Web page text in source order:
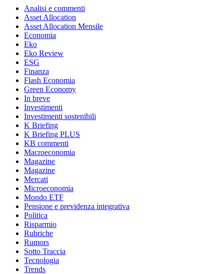
Analisi e commenti
Asset Allocation
Asset Allocation Mensile
Economia
Eko
Eko Review
ESG
Finanza
Flash Economia
Green Economy
In breve
Investimenti
Investimenti sostenibili
K Briefing
K Briefing PLUS
KB commenti
Macroeconomia
Magazine
Magazine
Mercati
Microeconomia
Mondo ETF
Pensione e previdenza integrativa
Politica
Risparmio
Rubriche
Rumors
Sotto Traccia
Tecnologia
Trends